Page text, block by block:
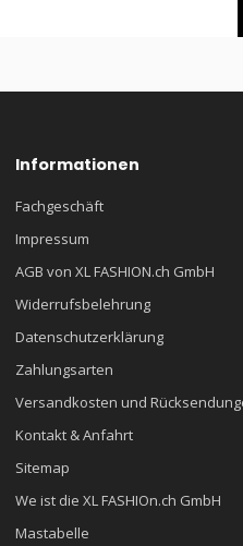
Informationen
Fachgeschäft
Impressum
AGB von XL FASHION.ch GmbH
Widerrufsbelehrung
Datenschutzerklärung
Zahlungsarten
Versandkosten und
Kontakt & Anfahrt
Sitemap
We ist die XL FASHIOn.ch GmbH
Mastabelle